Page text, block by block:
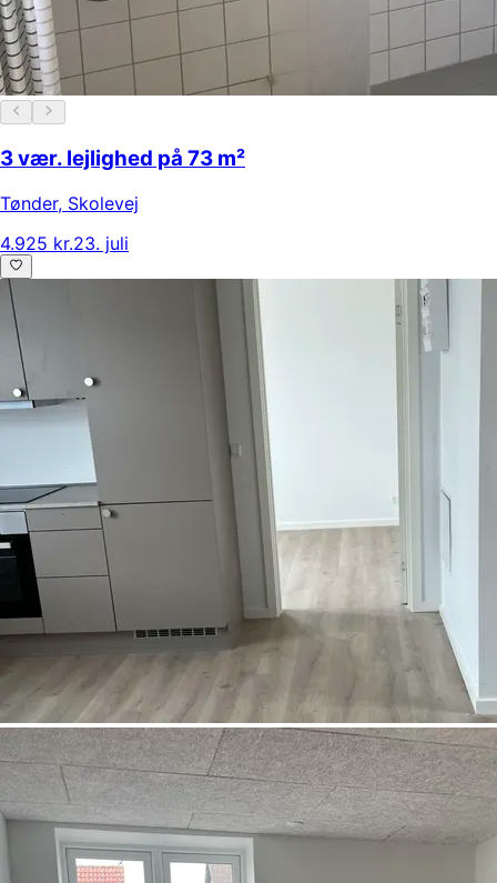
3 vær. lejlighed på 73 m²
Tønder, Skolevej
4.925 kr.23. juli